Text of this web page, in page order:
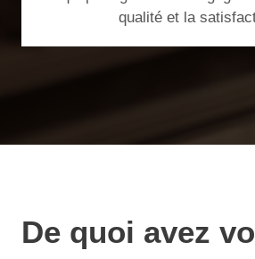
qualité et la
De quoi avez